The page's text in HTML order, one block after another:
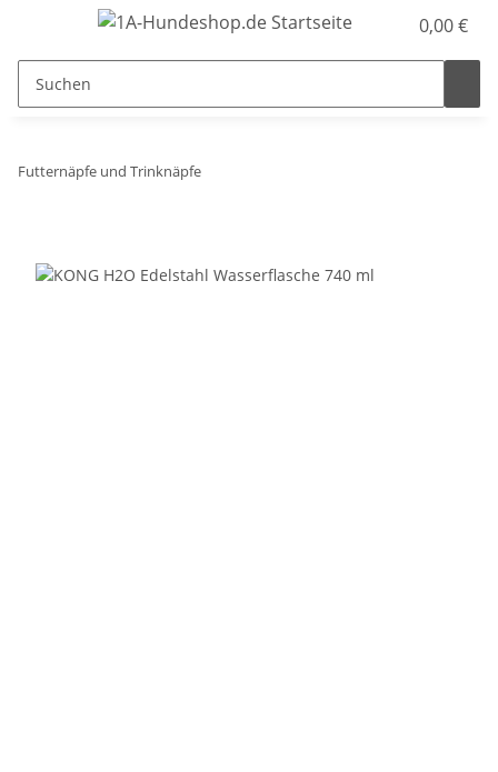
0,00 €
Futternäpfe und Trinknäpfe